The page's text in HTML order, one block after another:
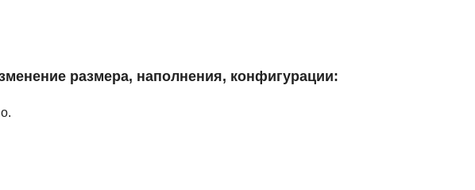
размера, наполнения, конфигурации: